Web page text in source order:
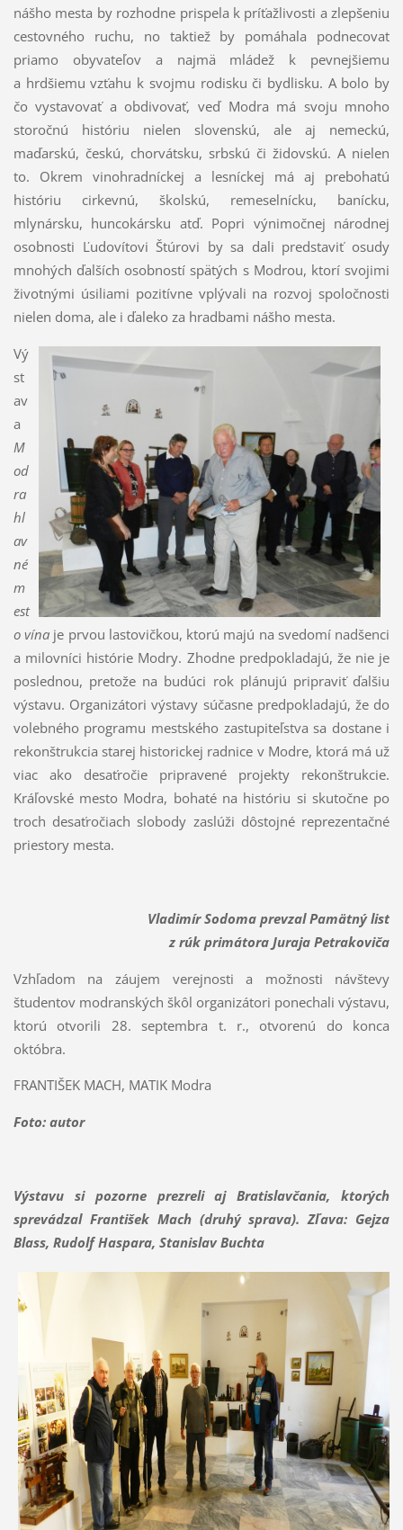
nášho mesta by rozhodne prispela k príťažlivosti a zlepšeniu
cestovného ruchu, no taktiež by pomáhala podnecovať
priamo obyvateľov a najmä mládež k pevnejšiemu
a hrdšiemu vzťahu k svojmu rodisku či bydlisku. A bolo by
čo vystavovať a obdivovať, veď Modra má svoju mnoho
storočnú históriu nielen slovenskú, ale aj nemeckú,
maďarskú, českú, chorvátsku, srbskú či židovskú. A nielen
to. Okrem vinohradníckej a lesníckej má aj prebohatú
históriu cirkevnú, školskú, remeselnícku, banícku,
mlynársku, huncokársku atď. Popri výnimočnej národnej
osobnosti Ľudovítovi Štúrovi by sa dali predstaviť osudy
mnohých ďalších osobností spätých s Modrou, ktorí svojimi
životnými úsiliami pozitívne vplývali na rozvoj spoločnosti
nielen doma, ale i ďaleko za hradbami nášho mesta.
Vý
st
av
a
M
od
ra
hl
av
né
m
est
o vína je prvou lastovičkou, ktorú majú na svedomí nadšenci
a milovníci histórie Modry. Zhodne predpokladajú, že nie je
poslednou, pretože na budúci rok plánujú pripraviť ďalšiu
výstavu. Organizátori výstavy súčasne predpokladajú, že do
volebného programu mestského zastupiteľstva sa dostane i
rekonštrukcia starej historickej radnice v Modre, ktorá má už
viac ako desaťročie pripravené projekty rekonštrukcie.
Kráľovské mesto Modra, bohaté na históriu si skutočne po
troch desaťročiach slobody zaslúži dôstojné reprezentačné
priestory mesta.
Vladimír Sodoma prevzal Pamätný list
z rúk primátora Juraja Petrakoviča
Vzhľadom na záujem verejnosti a možnosti návštevy
študentov modranských škôl organizátori ponechali výstavu,
ktorú otvorili 28. septembra t. r., otvorenú do konca
októbra.
FRANTIŠEK MACH, MATIK Modra
Foto: autor
Výstavu si pozorne prezreli aj Bratislavčania, ktorých
sprevádzal František Mach (druhý sprava). Zľava: Gejza
Blass, Rudolf Haspara, Stanislav Buchta